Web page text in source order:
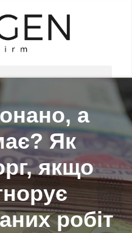
а
Як
якщо
робіт